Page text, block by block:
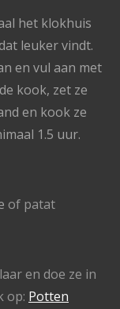
het klokhuis
leuker vindt.
en vul aan met
kook, zet ze
en kook ze
1.5 uur.
of patat
en doe ze in
op: Potten